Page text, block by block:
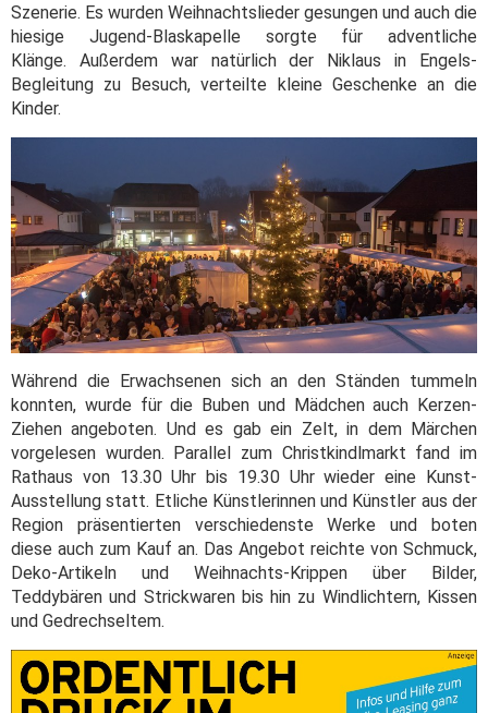
Szenerie. Es wurden Weihnachtslieder gesungen und auch die
hiesige Jugend-Blaskapelle sorgte für adventliche
Klänge. Außerdem war natürlich der Niklaus in Engels-
Begleitung zu Besuch, verteilte kleine Geschenke an die
Kinder.
Während die Erwachsenen sich an den Ständen tummeln
konnten, wurde für die Buben und Mädchen auch Kerzen-
Ziehen angeboten. Und es gab ein Zelt, in dem Märchen
vorgelesen wurden. Parallel zum Christkindlmarkt fand im
Rathaus von 13.30 Uhr bis 19.30 Uhr wieder eine Kunst-
Ausstellung statt. Etliche Künstlerinnen und Künstler aus der
Region präsentierten verschiedenste Werke und boten
diese auch zum Kauf an. Das Angebot reichte von Schmuck,
Deko-Artikeln und Weihnachts-Krippen über Bilder,
Teddybären und Strickwaren bis hin zu Windlichtern, Kissen
und Gedrechseltem.